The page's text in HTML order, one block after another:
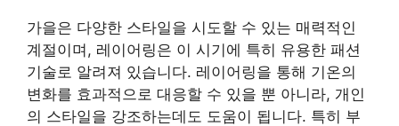
가을은 다양한 스타일을 시도할 수 있는 매력적인
계절이며, 레이어링은 이 시기에 특히 유용한 패션
기술로 알려져 있습니다. 레이어링을 통해 기온의
변화를 효과적으로 대응할 수 있을 뿐 아니라, 개인
의 스타일을 강조하는데도 도움이 됩니다. 특히 부